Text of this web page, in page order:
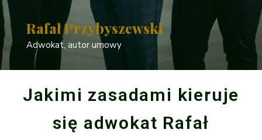
Rafał Przybyszewski
Adwokat, autor umowy
Jakimi zasadami kieruje
się adwokat Rafał